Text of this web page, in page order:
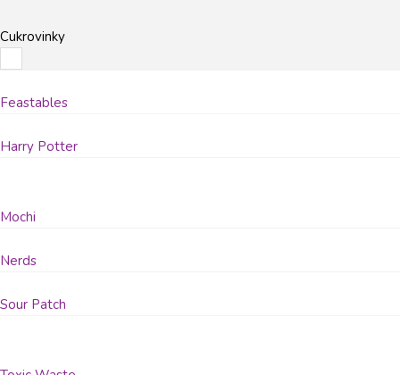
Cukrovinky
Feastables
Harry Potter
Mochi
Nerds
Sour Patch